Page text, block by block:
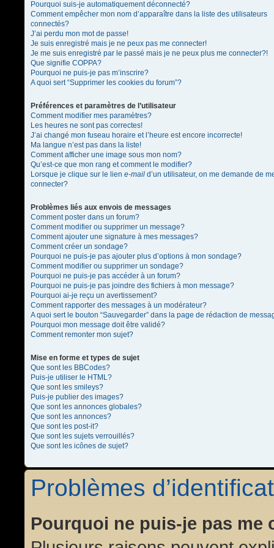
Pourquoi suis-je automatiquement déconnecté?
Comment empêcher mon nom d’apparaître dans la liste des utilisateurs
connectés?
J’ai perdu mon mot de passe!
Je suis enregistré mais je ne peux pas me connecter!
Je me suis enregistré par le passé mais je ne peux plus me connecter?!
Que signifie COPPA?
Pourquoi ne puis-je pas m’inscrire?
A quoi sert “Supprimer les cookies du forum”?
Préférences et paramètres de l’utilisateur
Comment modifier mes paramètres?
Les heures ne sont pas correctes!
J’ai changé mon fuseau horaire et l’heure est encore incorrecte!
Ma langue n’est pas dans la liste!
Comment afficher une image sous mon nom?
Qu’est-ce que mon rang et comment le modifier?
Lorsque je clique sur le lien e-mail d’un utilisateur, on me demande de
connecter?
Problèmes liés aux envois de messages
Comment poster dans un forum?
Comment modifier ou supprimer un message?
Comment ajouter une signature à mes messages?
Comment créer un sondage?
Pourquoi ne puis-je pas ajouter plus d’options à mon sondage?
Comment modifier ou supprimer un sondage?
Pourquoi ne puis-je pas accéder à un forum?
Pourquoi ne puis-je pas joindre des fichiers à mon message?
Pourquoi ai-je reçu un avertissement?
Comment rapporter des messages à un modérateur?
A quoi sert le bouton “Sauvegarder” dans la page de rédaction de
Pourquoi mon message doit être validé?
Comment remonter mon sujet?
Mise en forme et types de sujet
Que sont les BBCodes?
Puis-je utiliser le HTML?
Que sont les smileys?
Puis-je publier des images?
Que sont les annonces globales?
Que sont les annonces?
Que sont les post-it?
Que sont les sujets verrouillés?
Que sont les icônes de sujet?
Problèmes
Pourquoi ne puis-je pas me